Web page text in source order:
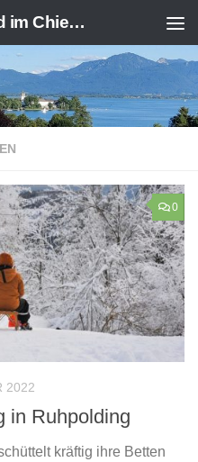
Urlaub am Chiemsee und im Chiemgau
0
2022
in Ruhpolding
kräftig ihre Betten